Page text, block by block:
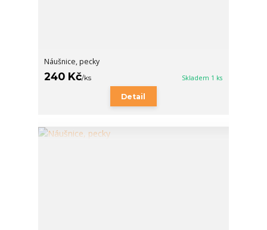
Náušnice, pecky
240 Kč/ks Skladem 1 ks
Detail